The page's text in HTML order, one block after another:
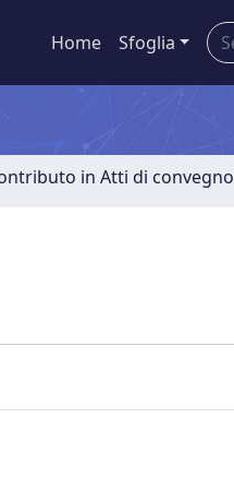
Home Sfoglia
in Atti di convegno